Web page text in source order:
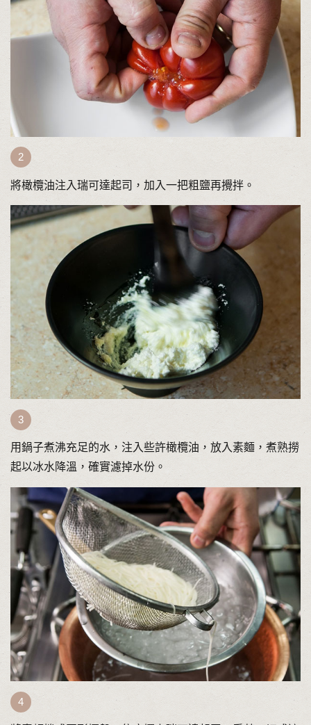
將橄欖油注入瑞可達起司，加入一把粗鹽再攪拌。
用鍋子煮沸充足的水，注入些許橄欖油，放入素麵，煮熟撈
起以冰水降溫，確實濾掉水份。